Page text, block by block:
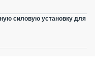
силовую установку для